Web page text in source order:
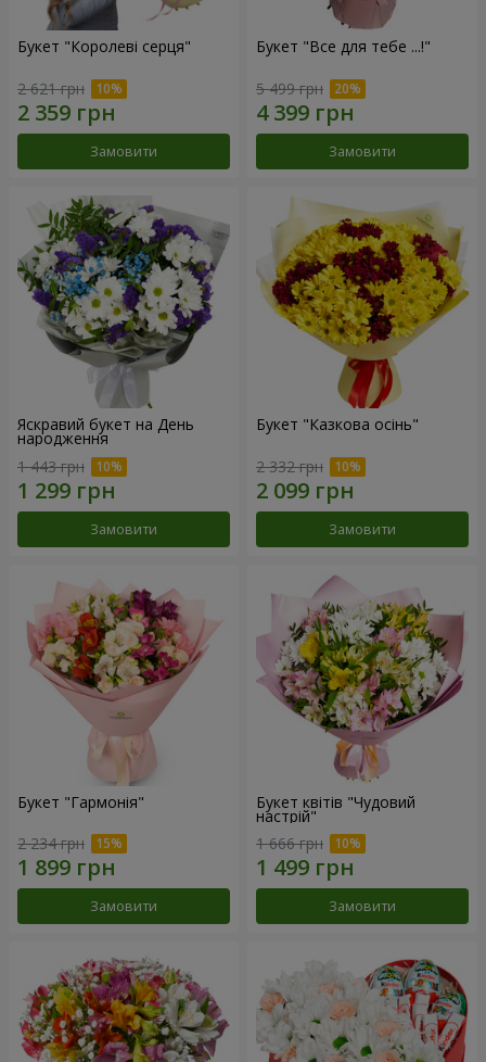
Букет "Королеві серця"
2 621 грн
Замовити
Букет "Все для тебе ...!"
5 499 грн
Замовити
Яскравий букет на День
народження
1 443 грн
Замовити
Букет "Казкова осінь"
2 332 грн
Замовити
Букет "Гармонія"
2 234 грн
Замовити
Букет квітів "Чудовий
настрій"
1 666 грн
Замовити